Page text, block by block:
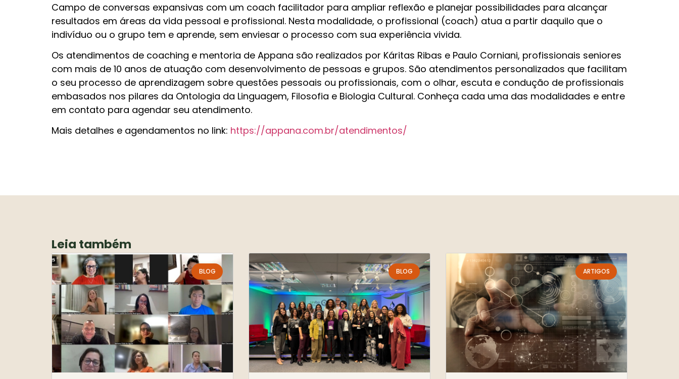
Campo de conversas expansivas com um coach facilitador para ampliar reflexão e planejar possibilidades para alcançar
resultados em áreas da vida pessoal e profissional. Nesta modalidade, o profissional (coach) atua a partir daquilo que o
indivíduo ou o grupo tem e aprende, sem enviesar o processo com sua experiência vivida.
Os atendimentos de coaching e mentoria de Appana são realizados por Káritas Ribas e Paulo Corniani, profissionais seniores
com mais de 10 anos de atuação com desenvolvimento de pessoas e grupos. São atendimentos personalizados que facilitam
o seu processo de aprendizagem sobre questões pessoais ou profissionais, com o olhar, escuta e condução de profissionais
embasados nos pilares da Ontologia da Linguagem, Filosofia e Biologia Cultural. Conheça cada uma das modalidades e entre
em contato para agendar seu atendimento.
Mais detalhes e agendamentos no link: https://appana.com.br/atendimentos/
Leia também
BLOG BLOG ARTIGOS